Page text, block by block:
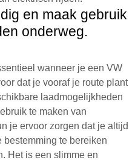
en maak gebruik
onderweg.
wanneer je een VW
dat je vooraf je route plant
laadmogelijkheden
te maken van
je ervoor zorgen dat je altijd
te bereiken
Het is een slimme en